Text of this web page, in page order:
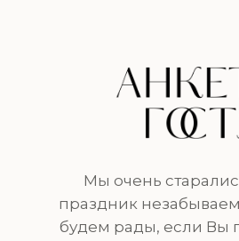
Мы очень
праздник
будем рады, если Вы